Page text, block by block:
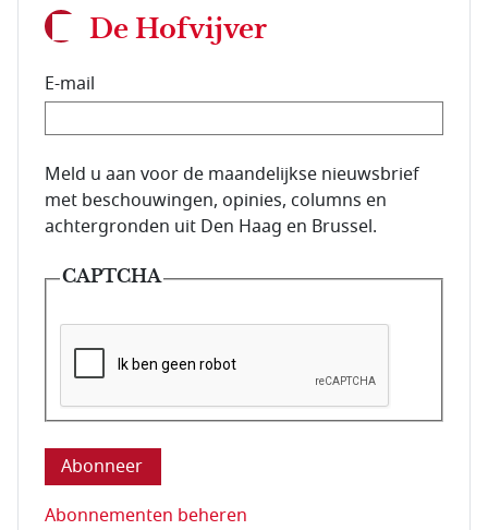
De Hofvijver
E-mail
E-mailadres van de abonnee.
Meld u aan voor de maandelijkse nieuwsbrief
met beschouwingen, opinies, columns en
achtergronden uit Den Haag en Brussel.
CAPTCHA
Deze vraag is om te controleren dat u een mens
Abonnementen beheren